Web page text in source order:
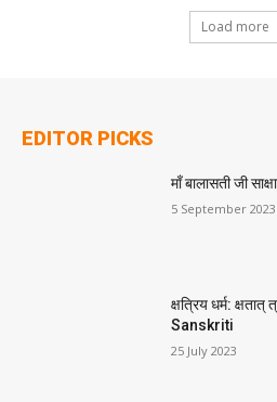
Load more
EDITOR PICKS
माँ बालासती जी
5 September 2023
क्षत्रिय धर्म:
Sanskriti
25 July 2023